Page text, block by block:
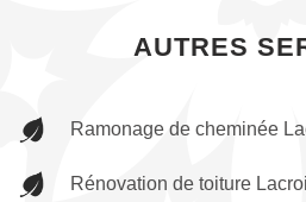
AUTRES
Ramonage de cheminée
Rénovation de toiture